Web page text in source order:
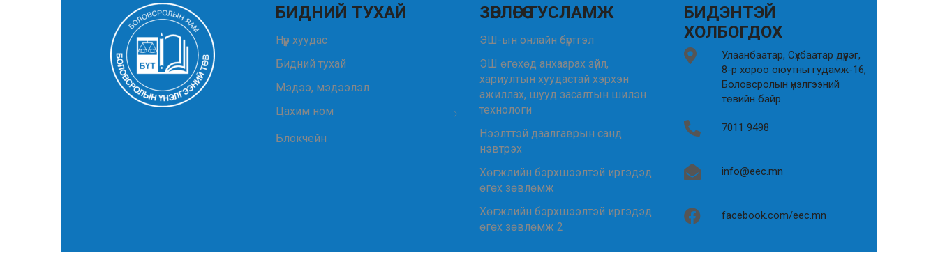
БИДНИЙ ТУХАЙ
Нүүр хуудас
Бидний тухай
Мэдээ, мэдээлэл
Цахим ном
Блокчейн
ЗӨВЛӨГӨӨ ТУСЛАМЖ
ЭШ-ын онлайн бүртгэл
ЭШ өгөхөд анхаарах зүйл,
хариултын хуудастай хэрхэн
ажиллах, шууд засалтын шилэн
технологи
Нээлттэй даалгаврын санд
нэвтрэх
Хөгжлийн бэрхшээлтэй иргэдэд
өгөх зөвлөмж
Хөгжлийн бэрхшээлтэй иргэдэд
өгөх зөвлөмж 2
БИДЭНТЭЙ
ХОЛБОГДОХ
Улаанбаатар, Сүхбаатар дүүрэг,
8-р хороо оюутны гудамж-16,
Боловсролын үнэлгээний
төвийн байр
7011 9498
info@eec.mn
facebook.com/eec.mn